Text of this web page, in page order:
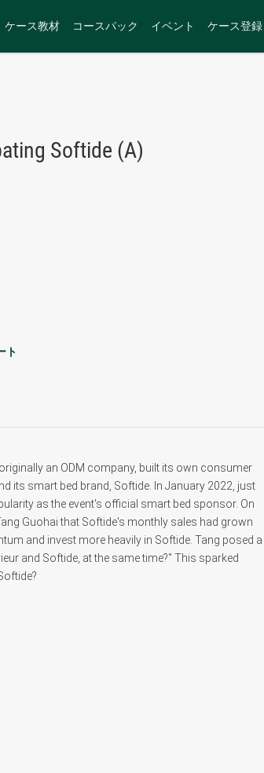
ケース教材 コースパック イベント ケース登録
Softide (A)
ト
an ODM company, built its own consumer
its smart bed brand, Softide. In January 2022, just
as the event's official smart bed sponsor. On
Guohai that Softide's monthly sales had grown
and invest more heavily in Softide. Tang posed a
and Softide, at the same time?" This sparked